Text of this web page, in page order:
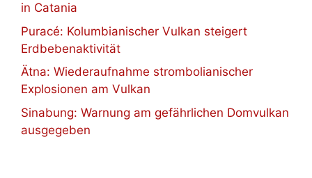
in Catania
Puracé: Kolumbianischer Vulkan steigert
Erdbebenaktivität
Ätna: Wiederaufnahme strombolianischer
Explosionen am Vulkan
Sinabung: Warnung am gefährlichen Domvulkan
ausgegeben